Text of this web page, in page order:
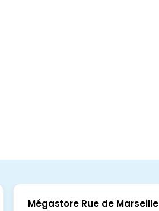
Mégastore Rue de Marseille